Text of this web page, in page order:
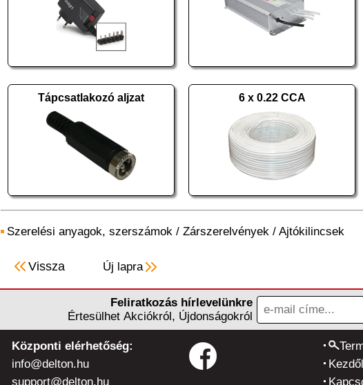
Tápcsatlakozó aljzat 6 x 0.22 CCA
Szerelési anyagok, szerszámok / Zárszerelvények / Ajtókilincsek
Vissza Új lapra
Feliratkozás hírlevelünkre
Értesülhet Akciókról, Újdonságokról
Központi elérhetőség:
info@delton.hu
support@delton.hu